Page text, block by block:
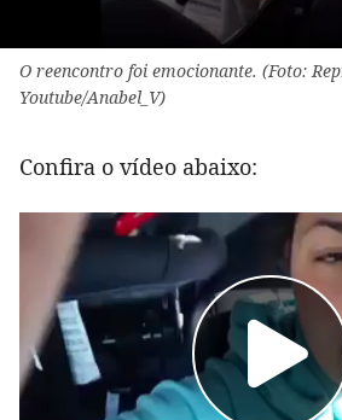
O reencontro foi emocionante. (Foto:
Youtube/Anabel_V)
Confira o vídeo abaixo: